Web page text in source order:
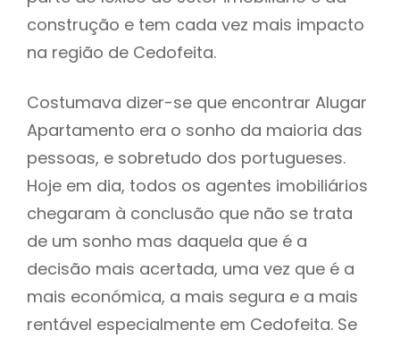
construção e tem cada vez mais impacto
na região de Cedofeita.
Costumava dizer-se que encontrar Alugar
Apartamento era o sonho da maioria das
pessoas, e sobretudo dos portugueses.
Hoje em dia, todos os agentes imobiliários
chegaram à conclusão que não se trata
de um sonho mas daquela que é a
decisão mais acertada, uma vez que é a
mais económica, a mais segura e a mais
rentável especialmente em Cedofeita. Se